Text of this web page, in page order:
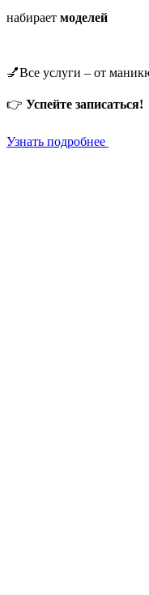
набирает моделей
💅Все услуги – от
👉 Успейте записаться!
Узнать подробнее